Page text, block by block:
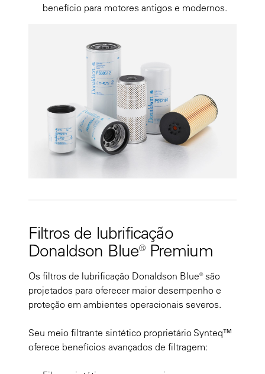
benefício para motores antigos e modernos.
Filtros de lubrificação
Donaldson Blue® Premium
Os filtros de lubrificação Donaldson Blue® são
projetados para oferecer maior desempenho e
proteção em ambientes operacionais severos.
Seu meio filtrante sintético proprietário Synteq™
oferece benefícios avançados de filtragem: